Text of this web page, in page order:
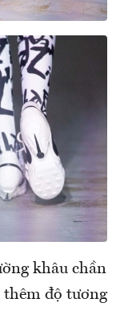
khâu chần
thêm độ tương